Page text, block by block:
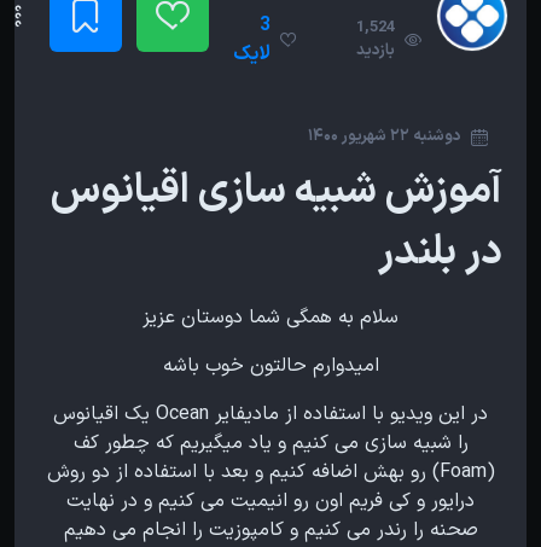
1,524
بازدید
3
لایک
دوشنبه 22 شهریور 1400
آموزش شبیه سازی اقیانوس
در بلندر
سلام به همگی شما دوستان عزیز
امیدوارم حالتون خوب باشه
در این ویدیو با استفاده از مادیفایر Ocean یک اقیانوس
را شبیه سازی می کنیم و یاد میگیریم که چطور کف
(Foam) رو بهش اضافه کنیم و بعد با استفاده از دو روش
درایور و کی فریم اون رو انیمیت می کنیم و در نهایت
صحنه را رندر می کنیم و کامپوزیت را انجام می دهیم